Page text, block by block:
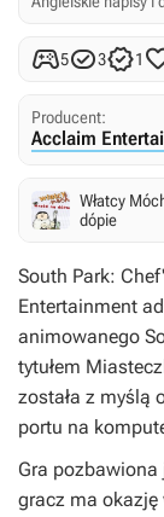
531
Producent:
Acclaim
Włatcy
dópie
South Park:
Entertainment
animowanego
tytułem
została z myślą
portu na
Gra
gracz ma